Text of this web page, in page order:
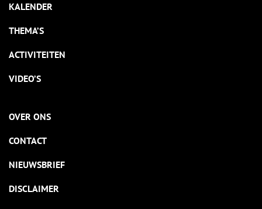
KALENDER
THEMA’S
ACTIVITEITEN
VIDEO’S
OVER ONS
CONTACT
NIEUWSBRIEF
DISCLAIMER